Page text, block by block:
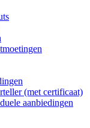
(met certificaat)
aanbiedingen